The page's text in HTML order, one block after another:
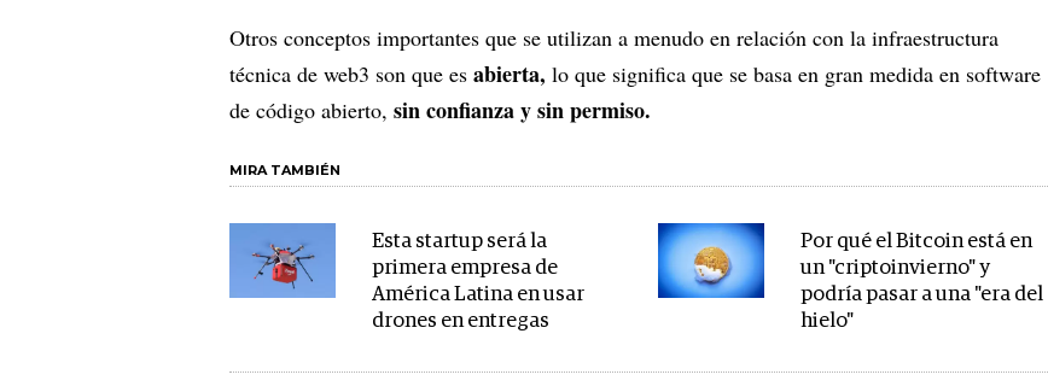
Otros conceptos importantes que se utilizan a menudo en relación con la infraestructura
técnica de web3 son que es abierta, lo que significa que se basa en gran medida en software
de código abierto, sin confianza y sin permiso.
MIRA TAMBIÉN
Esta startup será la
primera empresa de
América Latina en usar
drones en entregas
Por qué el Bitcoin está en
un "criptoinvierno" y
podría pasar a una "era del
hielo"